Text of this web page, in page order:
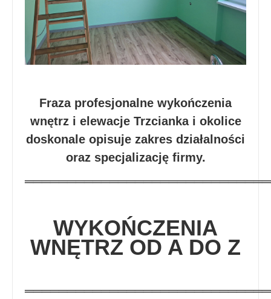
Fraza profesjonalne wykończenia
wnętrz i elewacje Trzcianka i okolice
doskonale opisuje zakres działalności
oraz specjalizację firmy.
WYKOŃCZENIA
WNĘTRZ OD A DO Z